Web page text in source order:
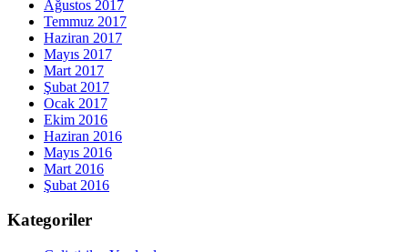
Ağustos 2017
Temmuz 2017
Haziran 2017
Mayıs 2017
Mart 2017
Şubat 2017
Ocak 2017
Ekim 2016
Haziran 2016
Mayıs 2016
Mart 2016
Şubat 2016
Kategoriler